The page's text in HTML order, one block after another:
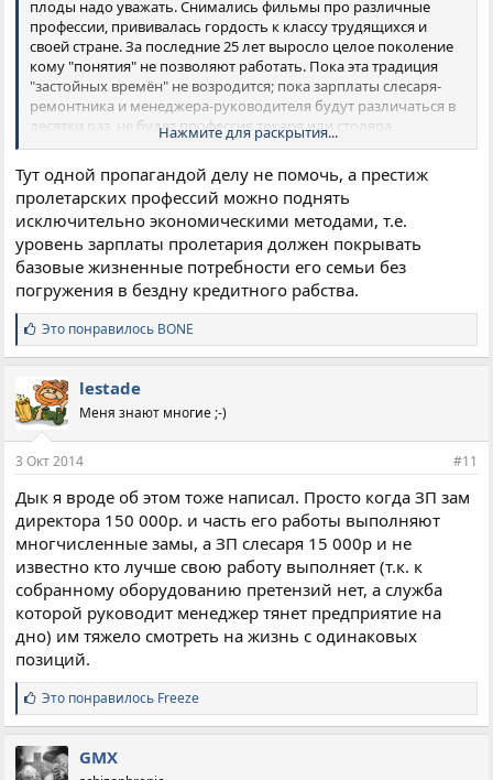
плоды надо уважать. Снимались фильмы про различные
профессии, прививалась гордость к классу трудящихся и
своей стране. За последние 25 лет выросло целое поколение
кому "понятия" не позволяют работать. Пока эта традиция
"застойных времён" не возродится; пока зарплаты слесаря-
ремонтника и менеджера-руководителя будут различаться в
десятки раз, не будет профессия токаря или столяра
престижной
Нажмите для раскрытия...
Тут одной пропагандой делу не помочь, а престиж
пролетарских профессий можно поднять
исключительно экономическими методами, т.е.
уровень зарплаты пролетария должен покрывать
базовые жизненные потребности его семьи без
погружения в бездну кредитного рабства.
С
и
м
п
а
т
и
:
Это понравилось BONE
lestade
Меня знают многие ;-)
3 Окт 2014 #11
Дык я вроде об этом тоже написал. Просто когда ЗП зам
директора 150 000р. и часть его работы выполняют
многчисленные замы, а ЗП слесаря 15 000р и не
известно кто лучше свою работу выполняет (т.к. к
собранному оборудованию претензий нет, а служба
которой руководит менеджер тянет предприятие на
дно) им тяжело смотреть на жизнь с одинаковых
позиций.
С
и
м
п
а
Это понравилось Freeze
GMX